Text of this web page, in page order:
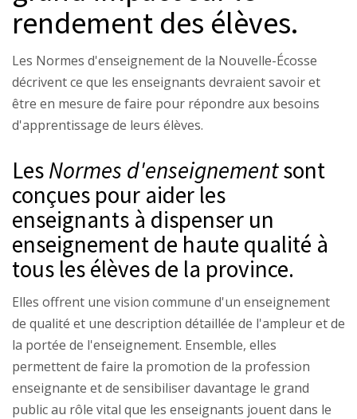
rendement des élèves.
Les Normes d'enseignement de la Nouvelle-Écosse
décrivent ce que les enseignants devraient savoir et
être en mesure de faire pour répondre aux besoins
d'apprentissage de leurs élèves.
LesNormes d'enseignementsont
conçues pour aider les
enseignants à dispenser un
enseignement de haute qualité à
tous les élèves de la province.
Elles offrent une vision commune d'un enseignement
de qualité et une description détaillée de l'ampleur et de
la portée de l'enseignement. Ensemble, elles
permettent de faire la promotion de la profession
enseignante et de sensibiliser davantage le grand
public au rôle vital que les enseignants jouent dans le